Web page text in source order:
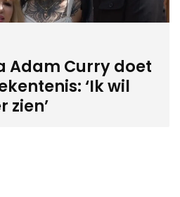
Adam Curry doet
‘Ik wil
zien’